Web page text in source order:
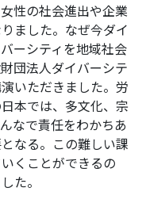
性の社会進出や企業
ました。なぜ今ダイ
ーシティを地域社会
団法人ダイバーシテ
いただきました。労
本では、多文化、宗
なで責任をわかちあ
なる。この難しい課
くことができるの
た。